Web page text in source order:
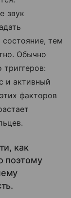
звук
тем
Обычно
триггеров:
и активный
факторов
как
поэтому